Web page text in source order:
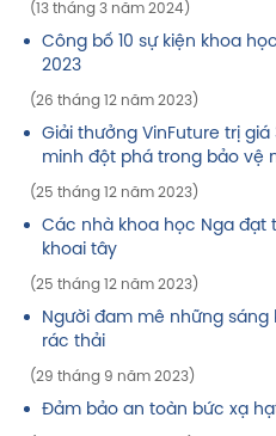
(13 tháng 3 năm 2024)
Công bố 10 sự kiện khoa
2023
(26 tháng 12 năm 2023)
Giải thưởng VinFuture trị
minh đột phá trong bảo vệ
(25 tháng 12 năm 2023)
Các nhà khoa học Nga đạt
khoai tây
(25 tháng 12 năm 2023)
Người đam mê những
rác thải
(29 tháng 9 năm 2023)
Đảm bảo an toàn bức xạ